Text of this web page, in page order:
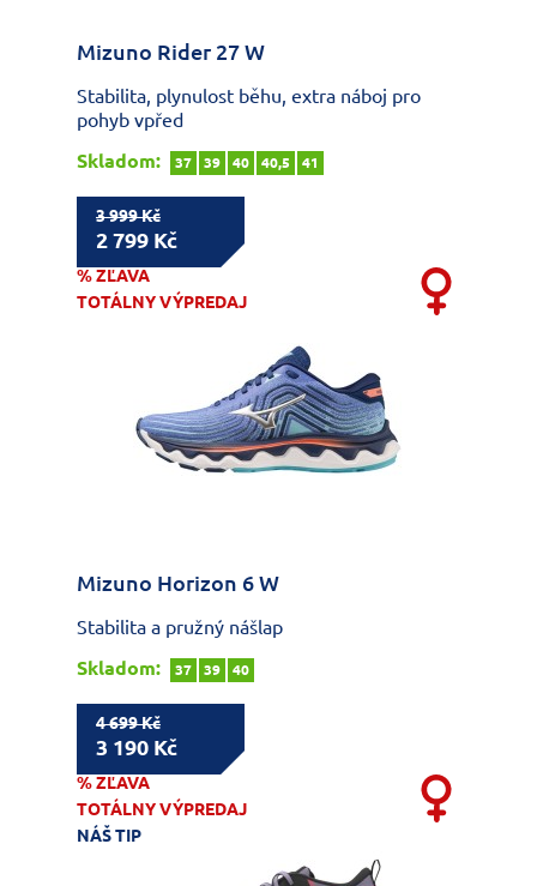
Mizuno Rider 27 W
Stabilita, plynulost běhu, extra náboj pro
pohyb vpřed
Skladom:
37 39 40 40,5 41
3 999 Kč
2 799 Kč
% ZĽAVA
TOTÁLNY VÝPREDAJ
Mizuno Horizon 6 W
Stabilita a pružný nášlap
Skladom:
37 39 40
4 699 Kč
3 190 Kč
% ZĽAVA
TOTÁLNY VÝPREDAJ
NÁŠ TIP